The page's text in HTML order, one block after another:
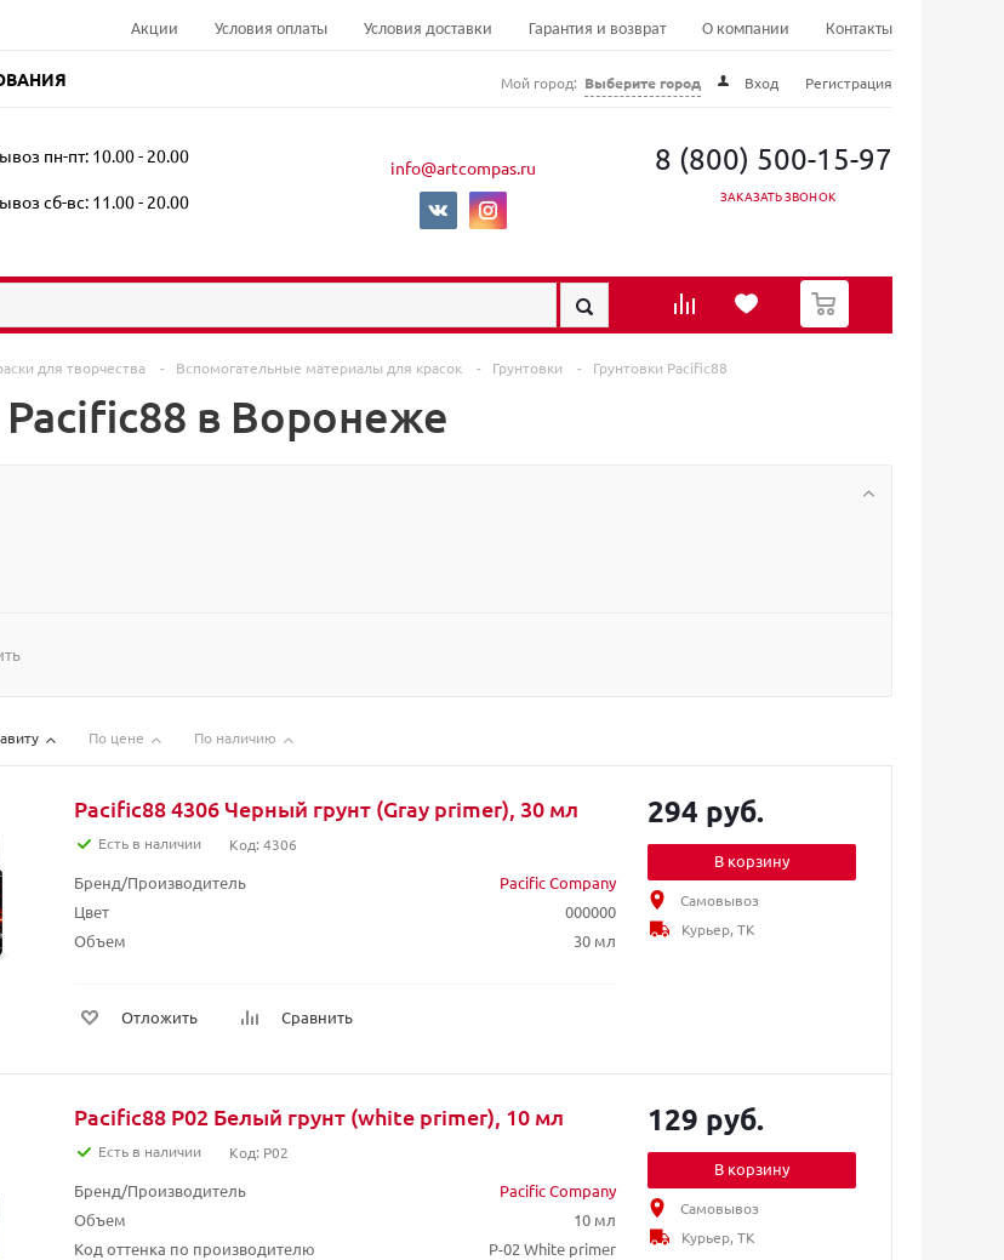
Акции Условия оплаты Условия доставки Гарантия и возврат О компании Контакты
Мой город: Выберите город Вход Регистрация
пн-пт: 10.00 - 20.00
сб-вс: 11.00 - 20.00
info@artcompas.ru 8 (800) 500-15-97
ЗАКАЗАТЬ ЗВОНОК
0
для творчества - Вспомогательные материалы для красок - Грунтовки - Грунтовки Pacific88
Pacific88 в Воронеже
По цене По наличию
Pacific88 4306 Черный грунт (Gray primer), 30 мл
Есть в наличии Код: 4306
Бренд/Производитель
Pacific Company
Цвет
000000
Объем
30 мл
Отложить Сравнить
294 руб.
В корзину
Самовывоз
Курьер, ТК
Pacific88 P02 Белый грунт (white primer), 10 мл
Есть в наличии Код: P02
Бренд/Производитель
Pacific Company
Объем
10 мл
Код оттенка по производителю
P-02 White primer
129 руб.
В корзину
Самовывоз
Курьер, ТК